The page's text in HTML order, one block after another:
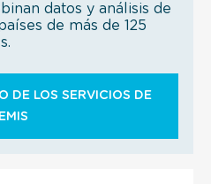
datos y análisis de
de más de 125
DE LOS SERVICIOS DE
EMIS